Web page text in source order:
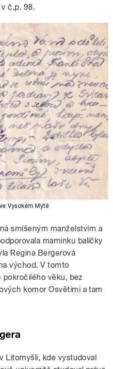
č.p. 98.
Vysokém Mýtě
smíšeným manželstvím a
maminku balíčky
Regina Bergerová
východ. V tomto
věku, bez
komor Osvětimi a tam
Litomyšli, kde vystudoval